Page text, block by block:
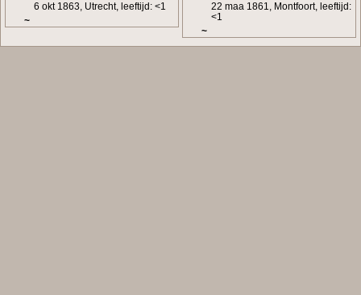
6 okt 1863, Utrecht, leeftijd: <1
~
22 maa 1861, Montfoort, leeftijd:
<1
~